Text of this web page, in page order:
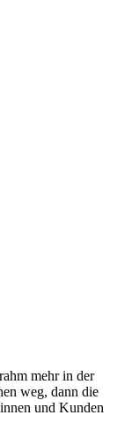
mehr in der
weg, dann die
und Kunden